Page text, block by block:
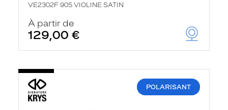
VE2302F 905 VIOLINE SATIN
À partir de
129,00 €
POLARISANT